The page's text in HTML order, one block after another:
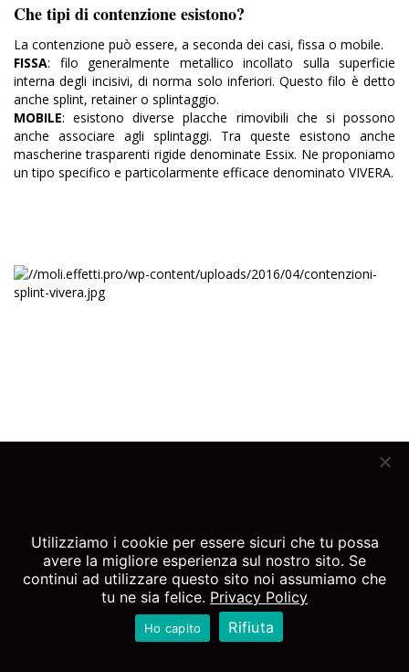
Che tipi di contenzione esistono?
La contenzione può essere, a seconda dei casi, fissa o mobile.
FISSA: filo generalmente metallico incollato sulla superficie
interna degli incisivi, di norma solo inferiori. Questo filo è detto
anche splint, retainer o splintaggio.
MOBILE: esistono diverse placche rimovibili che si possono
anche associare agli splintaggi. Tra queste esistono anche
mascherine trasparenti rigide denominate Essix. Ne proponiamo
un tipo specifico e particolarmente efficace denominato VIVERA.
DOVE RICEVO
TESTIMONIAL
PIANIFICAZIONE DIGITALE
CONSULTO A DISTANZA
TEST SUL SORRISO
Utilizziamo i cookie per essere sicuri che tu possa
avere la migliore esperienza sul nostro sito. Se
continui ad utilizzare questo sito noi assumiamo che
tu ne sia felice. Privacy Policy
Ho capito Rifiuta